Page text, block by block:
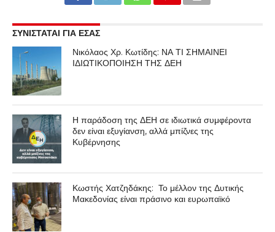
ΣΥΝΙΣΤΑΤΑΙ ΓΙΑ ΕΣΑΣ
Νικόλαος Χρ. Κωτίδης: ΝΑ ΤΙ ΣΗΜΑΙΝΕΙ
ΙΔΙΩΤΙΚΟΠΟΙΗΣΗ ΤΗΣ ΔΕΗ
Η παράδοση της ΔΕΗ σε ιδιωτικά συμφέροντα
δεν είναι εξυγίανση, αλλά μπίζνες της
Κυβέρνησης
Κωστής Χατζηδάκης: Το μέλλον της Δυτικής
Μακεδονίας είναι πράσινο και ευρωπαϊκό